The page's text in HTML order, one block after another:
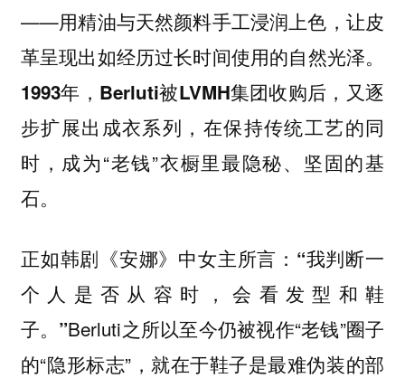
——用精油与天然颜料手工浸润上色，让皮
革呈现出如经历过长时间使用的自然光泽。
1993年，Berluti被LVMH集团收购后，又逐
步扩展出成衣系列， 在保持传统工艺的同
时，成为“老钱”衣橱里最隐秘、坚固的基
石。
正如韩剧《安娜》中女主所言： “我判断一
个人是否从容时，会看发型和鞋
子。”Berluti之所以至今仍被视作“老钱”圈子
的“隐形标志”，就在于鞋子是最难伪装的部